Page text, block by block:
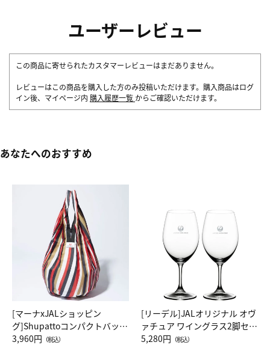
ユーザーレビュー
この商品に寄せられたカスタマーレビューはまだありません。
レビューはこの商品を購入した方のみ投稿いただけます。購入商品はログ
イン後、マイページ内 購入履歴一覧 からご確認いただけます。
あなたへのおすすめ
[マーナxJALショッピン
グ]Shupattoコンパクトバッグ
Drop JAL客室乗務員（LC）ス
3,960円 （税込）
[リーデル]JALオリジナル オヴ
ァチュア ワイングラス2脚セッ
ト（レッドワイン）
5,280円 （税込）